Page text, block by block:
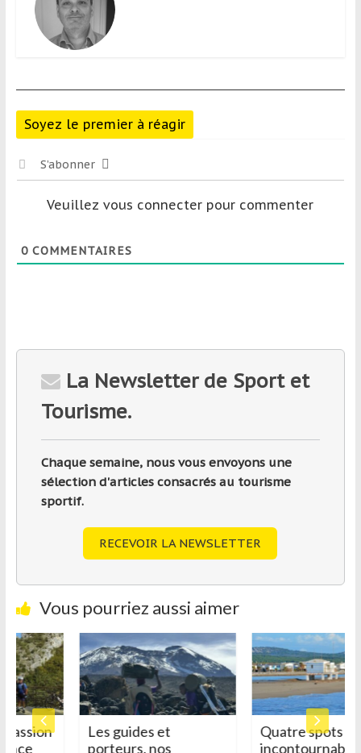
Soyez le premier à réagir
S’abonner
Veuillez vous connecter pour commenter
0COMMENTAIRES
La Newsletter de Sport et
Tourisme.
Chaque semaine, nous vous envoyons une
sélection d'articles consacrés au tourisme
sportif.
RECEVOIR LA NEWSLETTER
Vous pourriez aussi aimer
Les guides et
porteurs, nos
Quatre spots